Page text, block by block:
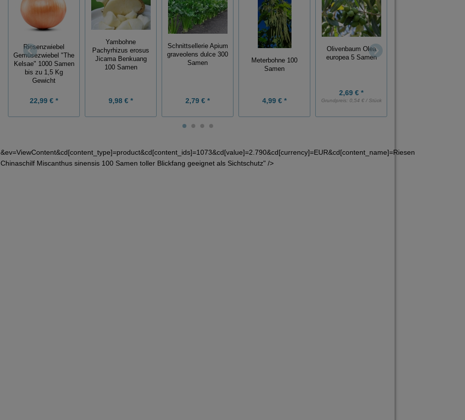
Riesenzwiebel
Gemüsezwiebel "The
Kelsae" 1000 Samen
bis zu 1,5 Kg
Gewicht
22,99 € *
Yambohne
Pachyrhizus erosus
Jicama Benkuang
100 Samen
9,98 € *
Schnittsellerie Apium
graveolens dulce 300
Samen
2,79 € *
Meterbohne 100
Samen
4,99 € *
Olivenbaum Olea
europea 5 Samen
2,69 € *
Grundpreis: 0,54 € / Stück
&ev=ViewContent&cd[content_type]=product&cd[content_ids]=1073&cd[value]=2.790&cd[currency]=EUR&cd[content_name]=Riesen
Chinaschilf Miscanthus sinensis 100 Samen toller Blickfang geeignet als Sichtschutz" />